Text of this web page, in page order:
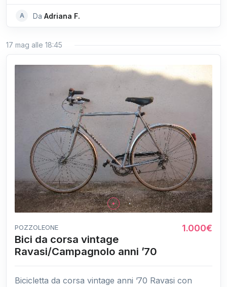
A Da Adriana F.
17 mag alle 18:45
POZZOLEONE 1.000€
Bici da corsa vintage
Ravasi/Campagnolo anni ’70
Bicicletta da corsa vintage anni ’70 Ravasi con